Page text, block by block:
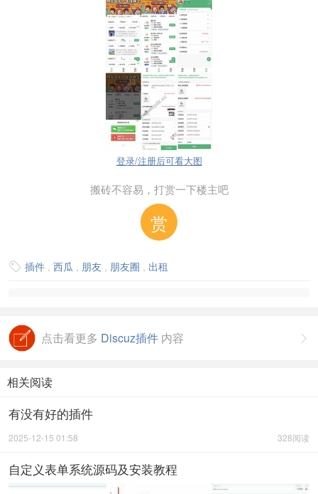
登录/注册后可看大图
搬砖不容易，打赏一下楼主吧
赏
 插件 , 西瓜 , 朋友 , 朋友圈 , 出租

点击看更多 Discuz插件 内容
相关阅读
有没有好的插件
328阅读
2025-12-15 01:58
自定义表单系统源码及安装教程